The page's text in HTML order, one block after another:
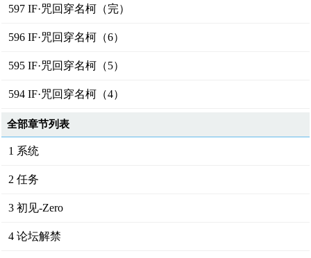
597 IF·咒回穿名柯（完）
596 IF·咒回穿名柯（6）
595 IF·咒回穿名柯（5）
594 IF·咒回穿名柯（4）
全部章节列表
1 系统
2 任务
3 初见-Zero
4 论坛解禁